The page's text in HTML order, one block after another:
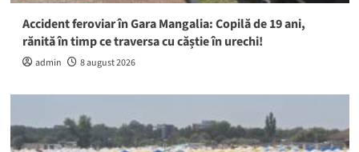
Accident feroviar în Gara Mangalia: Copilă de 19 ani,
rănită în timp ce traversa cu căștie în urechi!
admin 8 august 2026